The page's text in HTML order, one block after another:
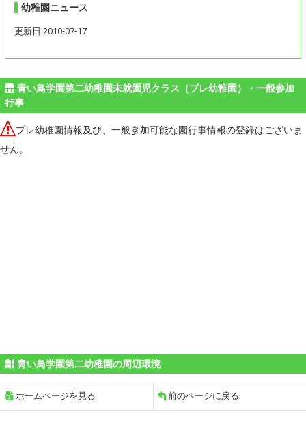
幼稚園ニュース
更新日:2010-07-17
青い鳥学園第二幼稚園未就園児クラス（プレ幼稚園）・一般参加
行事
プレ幼稚園情報及び、一般参加可能な園行事情報の登録はございま
せん。
青い鳥学園第二幼稚園の周辺環境
ホームページを見る 前のページに戻る